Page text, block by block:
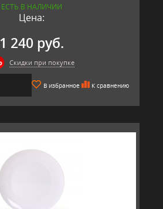
ЕСТЬ В НАЛИЧИИ
Цена:
1 240 руб.
Скидки при покупке
В избранное К сравнению